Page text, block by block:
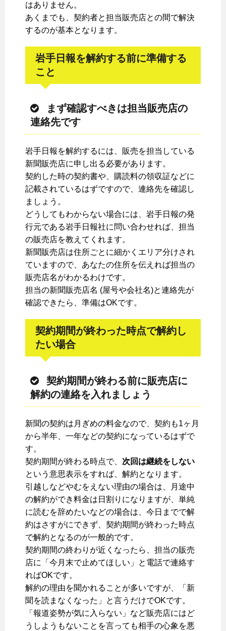
はありません。
あくまでも、契約者と担当販売店との間で解決
するのが基本となります。
岩手日報を解約する前に準備する
こと
まず確認すべきは担当販売店の
連絡先です
岩手日報を解約するには、販売を担当している
新聞販売店に申し出る必要があります。
契約した時の契約書や、購読料の領収証などに
記載されているはずですので、連絡先を確認し
ましょう。
どうしてもわからない場合には、岩手日報の発
行元である岩手日報社に問い合わせれば、担当
の販売店を教えてくれます。
新聞販売店は住所ごとに細かくエリア分けされ
ていますので、あなたの住所を伝えれば担当の
販売店名がわかるわけです。
担当の新聞販売店名 (屋号や会社名)と連絡先が
確認できたら、準備はOKです。
契約期間が終わった時点で解約し
たい場合
契約期間が終わる前に販売店に
解約の連絡を入れましょう
新聞の契約は月ぎめの料金なので、契約も1ヶ月
から半年、一年などの契約になっているはずで
す。
契約期間が終わる時点で、 次回は継続をしない
という意思表示をすれば、解約となります。
引越しなどやむをえない理由の場合は、月途中
の解約ができ料金は日割りになりますが、単純
に読むを辞めたいなどの場合は、今日までで解
約はさすがにできず、契約期間が終わった時点
で解約となるのが一般的です。
契約期間の終わりが近くなったら、担当の販売
店に「今月末で止めてほしい」と電話で連絡す
ればOKです。
解約の理由を聞かれることが多いですが、「新
聞を読まなくなった」と言うだけでOKです。
「報道姿勢が気に入らない」など販売店にはど
うしようもないことを言っても相手の心象を悪